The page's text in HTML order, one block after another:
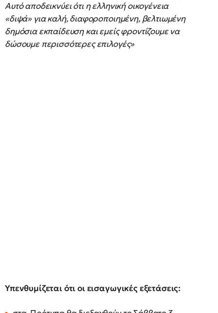
Αυτό αποδεικνύει ότι η ελληνική οικογένεια
«διψά» για καλή, διαφοροποιημένη, βελτιωμένη
δημόσια εκπαίδευση και εμείς φροντίζουμε να
δώσουμε περισσότερες επιλογές»
Υπενθυμίζεται ότι οι εισαγωγικές εξετάσεις: